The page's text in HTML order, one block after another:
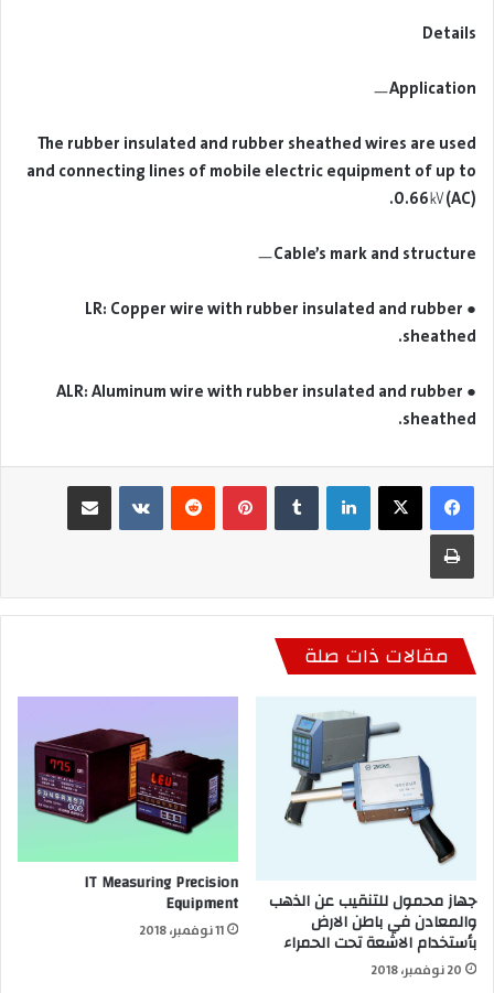
Details
ㅡApplication
The rubber insulated and rubber sheathed wires are used
and connecting lines of mobile electric equipment of up to
0.66㎸(AC).
ㅡCable’s mark and structure
● LR: Copper wire with rubber insulated and rubber
sheathed.
● ALR: Aluminum wire with rubber insulated and rubber
sheathed.
لينكدإن بينتيريست مشاركة عبر البريد
طباعة
مقالات ذات صلة
جهاز محمول للتنقيب عن الذهب
والمعادن في باطن الارض
بأستخدام الاشعة تحت الحمراء
20 نوفمبر، 2018
IT Measuring Precision
Equipment
11 نوفمبر، 2018